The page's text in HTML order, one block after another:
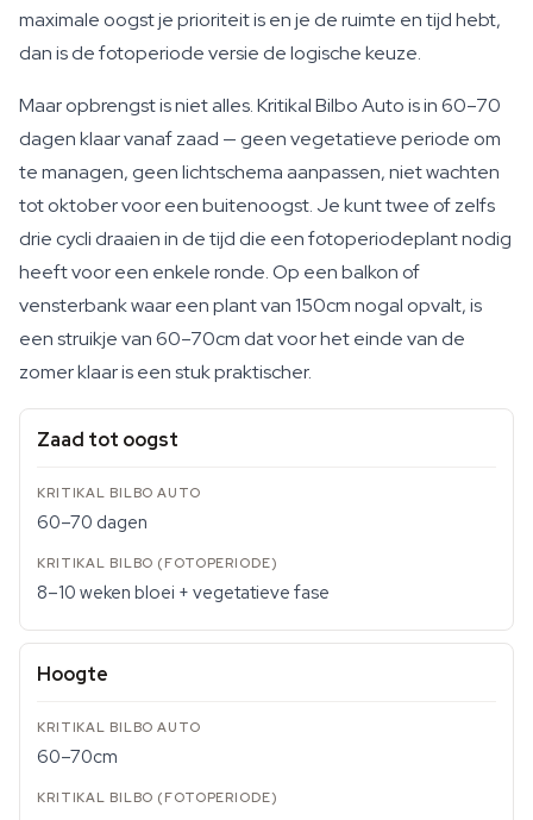
maximale oogst je prioriteit is en je de ruimte en tijd hebt,
dan is de fotoperiode versie de logische keuze.
Maar opbrengst is niet alles. Kritikal Bilbo Auto is in 60–70
dagen klaar vanaf zaad — geen vegetatieve periode om
te managen, geen lichtschema aanpassen, niet wachten
tot oktober voor een buitenoogst. Je kunt twee of zelfs
drie cycli draaien in de tijd die een fotoperiodeplant nodig
heeft voor een enkele ronde. Op een balkon of
vensterbank waar een plant van 150cm nogal opvalt, is
een struikje van 60–70cm dat voor het einde van de
zomer klaar is een stuk praktischer.
Zaad tot oogst
60–70 dagen
8–10 weken bloei + vegetatieve fase
Hoogte
60–70cm